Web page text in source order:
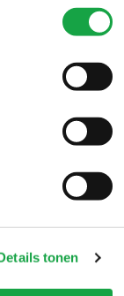
tonen
in een nieuw
(opent in
(opent in